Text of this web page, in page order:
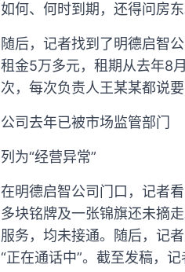
如何、何时到期，还得问房东
随后，记者找到了明德启智
租金5万多元，租期从去年8
次，每次负责人王某某都说
公司去年已被市场监管部门
列为“经营异常”
在明德启智公司门口，记者
多块铭牌及一张锦旗还未摘
服务，均未接通。随后，记
“正在通话中”。截至发稿，